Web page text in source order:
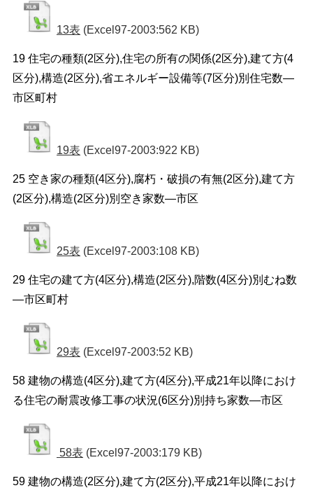
13表 (Excel97-2003:562 KB)
19 住宅の種類(2区分),住宅の所有の関係(2区分),建て方(4
区分),構造(2区分),省エネルギー設備等(7区分)別住宅数―
市区町村
19表 (Excel97-2003:922 KB)
25 空き家の種類(4区分),腐朽・破損の有無(2区分),建て方
(2区分),構造(2区分)別空き家数―市区
25表 (Excel97-2003:108 KB)
29 住宅の建て方(4区分),構造(2区分),階数(4区分)別むね数
―市区町村
29表 (Excel97-2003:52 KB)
58 建物の構造(4区分),建て方(4区分),平成21年以降におけ
る住宅の耐震改修工事の状況(6区分)別持ち家数―市区
58表 (Excel97-2003:179 KB)
59 建物の構造(2区分),建て方(2区分),平成21年以降におけ